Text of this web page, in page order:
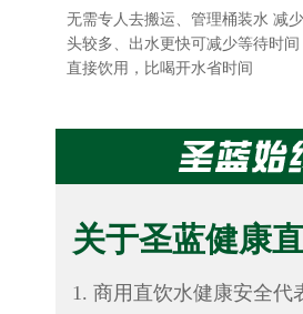
无需专人去搬运、管理桶装水 减
头较多、出水更快可减少等待时
直接饮用，比喝开水省时间
关于圣蓝健康
商用直饮水健康安全代